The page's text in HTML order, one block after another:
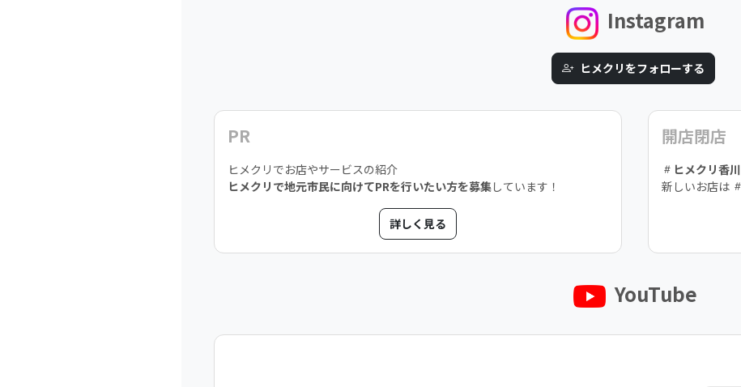
Instagram
ヒメクリをフォローする
PR
ヒメクリでお店やサービスの紹介
ヒメクリで地元市民に向けてPRを行いたい方を募集しています！
詳しく見る
開店閉店
ヒメクリ香川
新しいお店は
YouTube